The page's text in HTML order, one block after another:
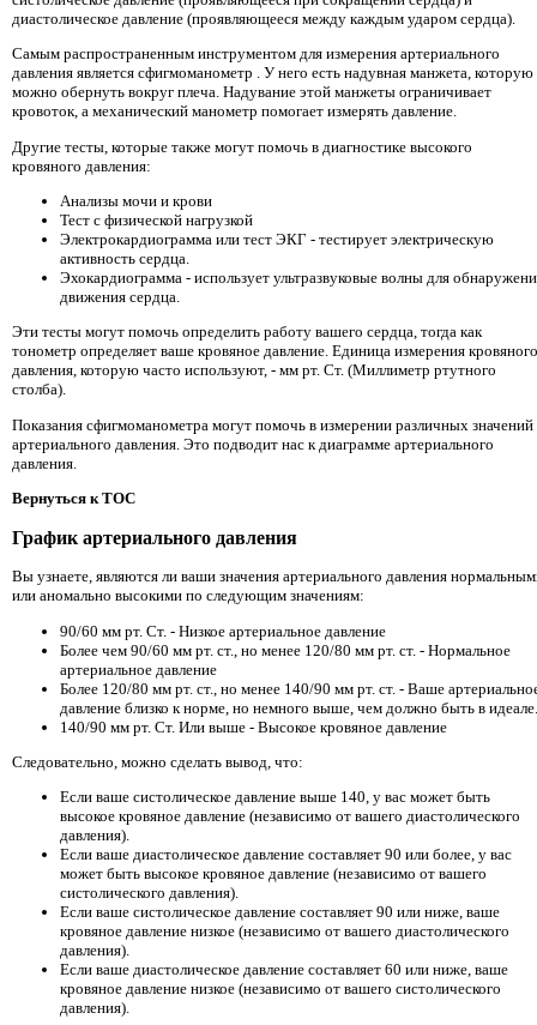
диастолическое давление (проявляющееся между каждым ударом сердца).
Самым распространенным инструментом для измерения артериального
давления является сфигмоманометр . У него есть надувная манжета, которую
можно обернуть вокруг плеча. Надувание этой манжеты ограничивает
кровоток, а механический манометр помогает измерять давление.
Другие тесты, которые также могут помочь в диагностике высокого
кровяного давления:
Анализы мочи и крови
Тест с физической нагрузкой
Электрокардиограмма или тест ЭКГ - тестирует электрическую
активность сердца.
Эхокардиограмма - использует ультразвуковые волны для
движения сердца.
Эти тесты могут помочь определить работу вашего сердца, тогда как
тонометр определяет ваше кровяное давление. Единица измерения кровяного
давления, которую часто используют, - мм рт. Ст. (Миллиметр ртутного
столба).
Показания сфигмоманометра могут помочь в измерении различных значений
артериального давления. Это подводит нас к диаграмме артериального
давления.
Вернуться к TOC
График артериального давления
Вы узнаете, являются ли ваши значения артериального давления
или аномально высокими по следующим значениям:
90/60 мм рт. Ст. - Низкое артериальное давление
Более чем 90/60 мм рт. ст., но менее 120/80 мм рт. ст. - Нормальное
артериальное давление
Более 120/80 мм рт. ст., но менее 140/90 мм рт. ст. - Ваше
давление близко к норме, но немного выше, чем должно быть в идеале.
140/90 мм рт. Ст. Или выше - Высокое кровяное давление
Следовательно, можно сделать вывод, что:
Если ваше систолическое давление выше 140, у вас может быть
высокое кровяное давление (независимо от вашего диастолического
давления).
Если ваше диастолическое давление составляет 90 или более, у вас
может быть высокое кровяное давление (независимо от вашего
систолического давления).
Если ваше систолическое давление составляет 90 или ниже, ваше
кровяное давление низкое (независимо от вашего диастолического
давления).
Если ваше диастолическое давление составляет 60 или ниже, ваше
кровяное давление низкое (независимо от вашего систолического
давления).